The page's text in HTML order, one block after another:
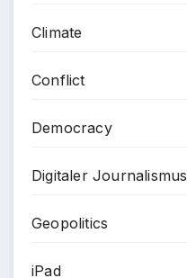
Climate
Conflict
Democracy
Digitaler Journalismus
Geopolitics
iPad